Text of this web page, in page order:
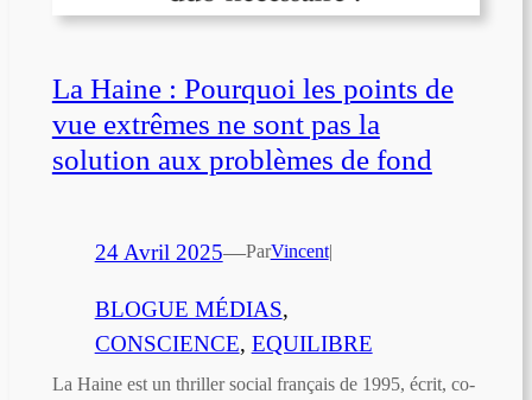
La Haine : Pourquoi les points de
vue extrêmes ne sont pas la
solution aux problèmes de fond
24 Avril 2025—ParVincent|
BLOGUE MÉDIAS
CONSCIENCE, EQUILIBRE
La Haine est un thriller social français de 1995, écrit, co-